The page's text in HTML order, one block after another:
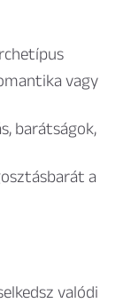
vagy
barátságok,
a
valódi